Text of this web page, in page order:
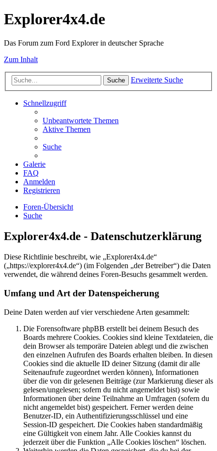
Explorer4x4.de
Das Forum zum Ford Explorer in deutscher Sprache
Zum Inhalt
Suche Erweiterte Suche
Schnellzugriff
Unbeantwortete Themen
Aktive Themen
Suche
Galerie
FAQ
Anmelden
Registrieren
Foren-Übersicht
Suche
Explorer4x4.de - Datenschutzerklärung
Diese Richtlinie beschreibt, wie „Explorer4x4.de“
(„https://explorer4x4.de“) (im Folgenden „der Betreiber“) die Daten
verwendet, die während deines Foren-Besuchs gesammelt werden.
Umfang und Art der Datenspeicherung
Deine Daten werden auf vier verschiedene Arten gesammelt:
Die Forensoftware phpBB erstellt bei deinem Besuch des
Boards mehrere Cookies. Cookies sind kleine Textdateien, die
dein Browser als temporäre Dateien ablegt und die zwischen
den einzelnen Aufrufen des Boards erhalten bleiben. In diesen
Cookies sind die aktuelle ID deiner Sitzung (damit dir alle
Seitenaufrufe zugeordnet werden können), Informationen
über die von dir gelesenen Beiträge (zur Markierung dieser als
gelesen/ungelesen; sofern du nicht angemeldet bist) sowie
Informationen über deine Teilnahme an Umfragen (sofern du
nicht angemeldet bist) gespeichert. Ferner werden deine
Benutzer-ID, ein Authentifizierungsschlüssel und eine
Session-ID gespeichert. Die Cookies haben standardmäßig
eine Gültigkeit von einem Jahr. Alle Cookies kannst du
jederzeit über die Funktion „Alle Cookies löschen“ löschen.